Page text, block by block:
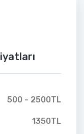
500 - 2500TL
1350TL